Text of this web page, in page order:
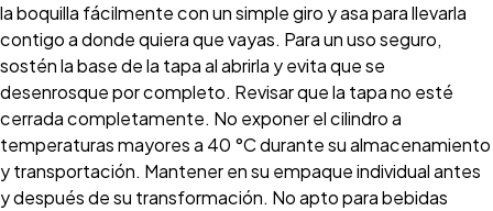
la boquilla fácilmente con un simple giro y asa para llevarla
contigo a donde quiera que vayas. Para un uso seguro,
sostén la base de la tapa al abrirla y evita que se
desenrosque por completo. Revisar que la tapa no esté
cerrada completamente. No exponer el cilindro a
temperaturas mayores a 40 °C durante su almacenamiento
y transportación. Mantener en su empaque individual antes
y después de su transformación. No apto para bebidas